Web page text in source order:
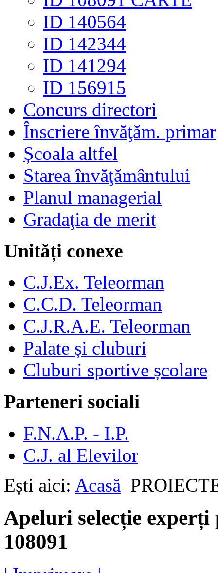
ID 140564
ID 142344
ID 141294
ID 156915
Concurs directori
Înscriere învăţăm. primar
Școala altfel
Starea învăţământului
Planul managerial
Gradaţia de merit
Unități conexe
C.J.Ex. Teleorman
C.C.D. Teleorman
C.J.R.A.E. Teleorman
Palate și cluburi
Cluburi sportive școlare
Parteneri sociali
F.N.A.P. - I.P.
C.J. al Elevilor
Ești aici: Acasă
Apeluri selecție
108091